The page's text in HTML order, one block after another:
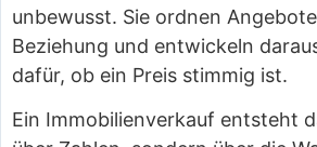
unbewusst. Sie ordnen
Beziehung und entwickeln
dafür, ob ein Preis stimmig ist.
Ein Immobilienverkauf entsteht